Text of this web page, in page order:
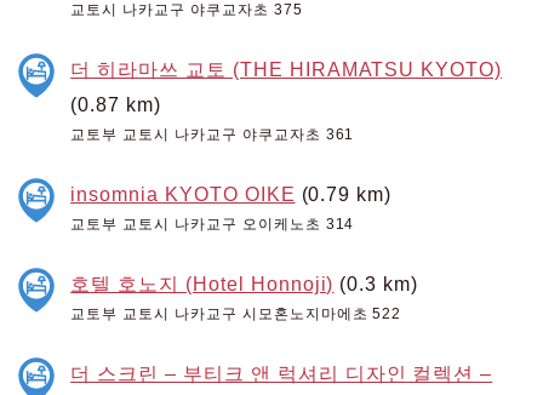
교토시 나카교구 야쿠교자초 375
더 히라마쓰 교토 (THE HIRAMATSU KYOTO)
(0.87 km)
교토부 교토시 나카교구 야쿠교자초 361
insomnia KYOTO OIKE (0.79 km)
교토부 교토시 나카교구 오이케노초 314
호텔 호노지 (Hotel Honnoji) (0.3 km)
교토부 교토시 나카교구 시모혼노지마에초 522
더 스크린 – 부티크 앤 럭셔리 디자인 컬렉션 –